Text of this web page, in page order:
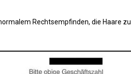
Rechtsempfinden, die Haare zu